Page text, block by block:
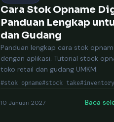
Cara Stok Opname
Panduan Lengkap
dan Gudang
Panduan lengkap cara stok
dengan aplikasi. Tutorial stock
toko retail dan gudang UMKM.
#stok opname#stock take#inventory
10 Januari 2027 Baca